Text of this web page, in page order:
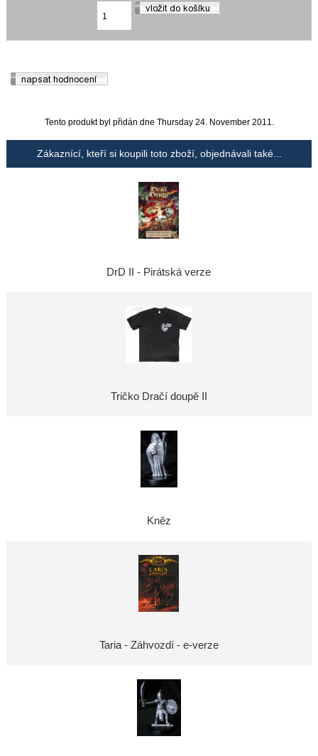
Tento produkt byl přidán dne Thursday 24. November 2011.
Zákaznící, kteří si koupili toto zboží, objednávali také...
DrD II - Pirátská verze
Tričko Dračí doupě II
Kněz
Taria - Záhvozdí - e-verze